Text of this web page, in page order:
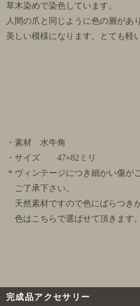
草木染めで染色しています。
人間の爪と同じように色の層があ
美しい模様になります。とても軽
・素材 水牛角
・サイズ 47×82ミリ
＊ヴィンテージにつき細かい傷が
ご了承下さい。
天然素材ですので色にばらつき
色はこちらで選ばせて頂きます。
完成品アクセサリー